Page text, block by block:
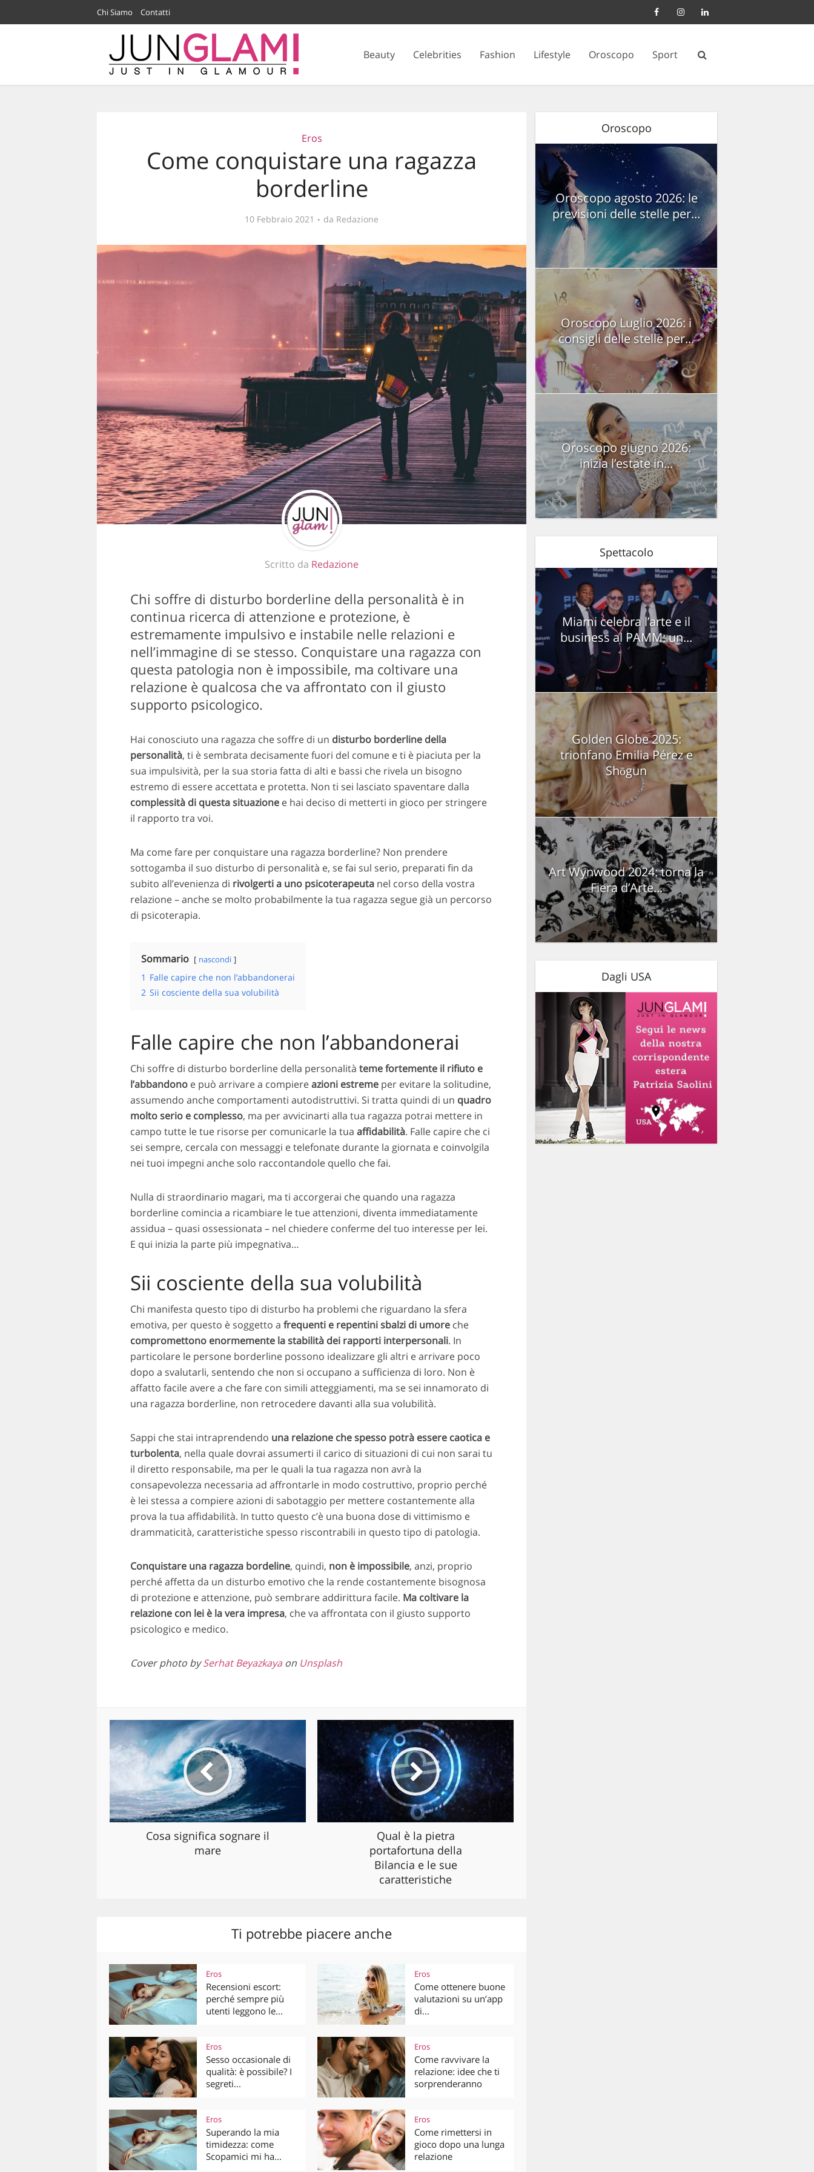
Chi Siamo Contatti
Beauty Celebrities Fashion Lifestyle Oroscopo Sport
Eros
Come conquistare una ragazza
borderline
10 Febbraio 2021 da Redazione
Scritto da Redazione
Chi soffre di disturbo borderline della personalità è in
continua ricerca di attenzione e protezione, è
estremamente impulsivo e instabile nelle relazioni e
nell’immagine di se stesso. Conquistare una ragazza con
questa patologia non è impossibile, ma coltivare una
relazione è qualcosa che va affrontato con il giusto
supporto psicologico.
Hai conosciuto una ragazza che soffre di un disturbo borderline della
personalità, ti è sembrata decisamente fuori del comune e ti è piaciuta per la
sua impulsività, per la sua storia fatta di alti e bassi che rivela un bisogno
estremo di essere accettata e protetta. Non ti sei lasciato spaventare dalla
complessità di questa situazionee hai deciso di metterti in gioco per stringere
il rapporto tra voi.
Ma come fare per conquistare una ragazza borderline? Non prendere
sottogamba il suo disturbo di personalità e, se fai sul serio, preparati fin da
subito all’evenienza di rivolgerti a uno psicoterapeuta nel corso della vostra
relazione – anche se molto probabilmente la tua ragazza segue già un percorso
di psicoterapia.
Sommario nascondi
1 Falle capire che non l’abbandonerai
2 Sii cosciente della sua volubilità
Falle capire che non l’abbandonerai
Chi soffre di disturbo borderline della personalità teme fortemente il rifiuto e
l’abbandonoe può arrivare a compiereazioni estremeper evitare la solitudine,
assumendo anche comportamenti autodistruttivi. Si tratta quindi di un quadro
molto serio e complesso, ma per avvicinarti alla tua ragazza potrai mettere in
campo tutte le tue risorse per comunicarle la tua affidabilità. Falle capire che ci
sei sempre, cercala con messaggi e telefonate durante la giornata e coinvolgila
nei tuoi impegni anche solo raccontandole quello che fai.
Nulla di straordinario magari, ma ti accorgerai che quando una ragazza
borderline comincia a ricambiare le tue attenzioni, diventa immediatamente
assidua – quasi ossessionata – nel chiedere conferme del tuo interesse per lei.
E qui inizia la parte più impegnativa…
Sii cosciente della sua volubilità
Chi manifesta questo tipo di disturbo ha problemi che riguardano la sfera
emotiva, per questo è soggetto a frequenti e repentini sbalzi di umoreche
compromettono enormemente la stabilità dei rapporti interpersonali. In
particolare le persone borderline possono idealizzare gli altri e arrivare poco
dopo a svalutarli, sentendo che non si occupano a sufficienza di loro. Non è
affatto facile avere a che fare con simili atteggiamenti, ma se sei innamorato di
una ragazza borderline, non retrocedere davanti alla sua volubilità.
Sappi che stai intraprendendo una relazione che spesso potrà essere caotica e
turbolenta, nella quale dovrai assumerti il carico di situazioni di cui non sarai tu
il diretto responsabile, ma per le quali la tua ragazza non avrà la
consapevolezza necessaria ad affrontarle in modo costruttivo, proprio perché
è lei stessa a compiere azioni di sabotaggio per mettere costantemente alla
prova la tua affidabilità. In tutto questo c’è una buona dose di vittimismo e
drammaticità, caratteristiche spesso riscontrabili in questo tipo di patologia.
Conquistare una ragazza bordeline, quindi, non è impossibile, anzi, proprio
perché affetta da un disturbo emotivo che la rende costantemente bisognosa
di protezione e attenzione, può sembrare addirittura facile. Ma coltivare la
relazione con lei è la vera impresa, che va affrontata con il giusto supporto
psicologico e medico.
Cover photo bySerhat Beyazkayaon Unsplash
Cosa significa sognare il
mare
Qual è la pietra
portafortuna della
Bilancia e le sue
caratteristiche
Ti potrebbe piacere anche
Eros
Recensioni escort:
perché sempre più
utenti leggono le...
Eros
Come ottenere buone
valutazioni su un’app
di...
Eros
Sesso occasionale di
qualità: è possibile? I
segreti...
Eros
Come ravvivare la
relazione: idee che ti
sorprenderanno
Eros
Superando la mia
timidezza: come
Scopamici mi ha...
Eros
Come rimettersi in
gioco dopo una lunga
relazione
Oroscopo
Oroscopo agosto 2026: le
previsioni delle stelle per...
Oroscopo Luglio 2026: i
consigli delle stelle per...
Oroscopo giugno 2026:
inizia l’estate in...
Spettacolo
Miami celebra l’arte e il
business al PAMM: un...
Golden Globe 2025:
trionfano Emilia Pérez e
Shōgun
Art Wynwood 2024: torna la
Fiera d’Arte...
Dagli USA